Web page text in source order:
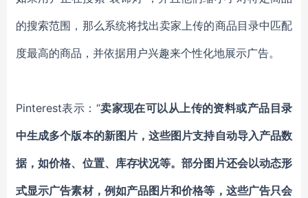
的搜索范围，那么系统将找出卖家上传的商品目录中匹配
度最高的商品，并依据用户兴趣来个性化地展示广告。
Pinterest表示： “卖家现在可以从上传的资料或产品目录
中生成多个版本的新图片，这些图片支持自动导入产品数
据，如价格、位置、库存状况等。部分图片还会以动态形
式显示广告素材，例如产品图片和价格等，这些广告只会